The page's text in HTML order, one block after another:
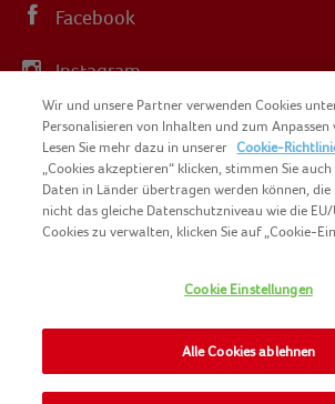
Facebook
Instagram
YouTube
SITEMAP
KONTAKT
IMPRESSUM
NOMAD FOODS
Wir und unsere Partner verwenden Cookies
Personalisieren von Inhalten und zum Anpassen
Lesen Sie mehr dazu in unserer Cookie-
„Cookies akzeptieren“ klicken, stimmen Sie
Daten in Länder übertragen werden können, die
nicht das gleiche Datenschutzniveau wie die EU/
Cookies zu verwalten, klicken Sie auf „Cookie-
Cookie Einstellungen
Alle Cookies ablehnen